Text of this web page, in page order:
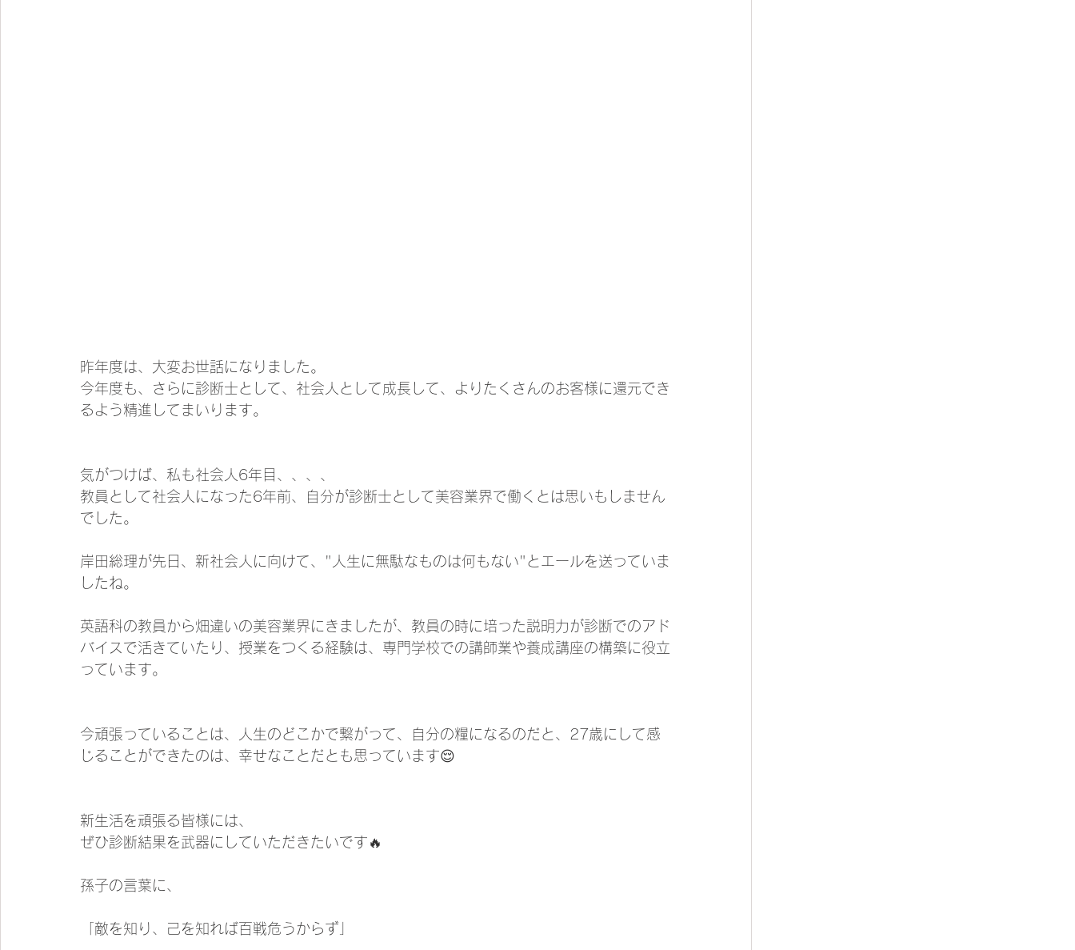
昨年度は、大変お世話になりました。
今年度も、さらに診断士として、社会人として成長して、よりたくさんのお客様に還元でき
るよう精進してまいります。
気がつけば、私も社会人6年目、、、、
教員として社会人になった6年前、自分が診断士として美容業界で働くとは思いもしません
でした。
岸田総理が先日、新社会人に向けて、"人生に無駄なものは何もない"とエールを送っていま
したね。
英語科の教員から畑違いの美容業界にきましたが、教員の時に培った説明力が診断でのアド
バイスで活きていたり、授業をつくる経験は、専門学校での講師業や養成講座の構築に役立
っています。
今頑張っていることは、人生のどこかで繋がって、自分の糧になるのだと、27歳にして感
じることができたのは、幸せなことだとも思っています😌
新生活を頑張る皆様には、
ぜひ診断結果を武器にしていただきたいです🔥
孫子の言葉に、
「敵を知り、己を知れば百戦危うからず」